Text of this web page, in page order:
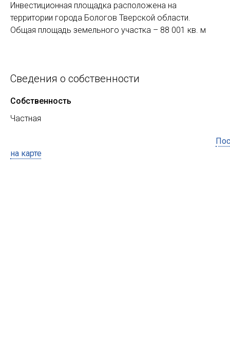
Инвестиционная площадка расположена на
территории города Бологов Тверской области.
Общая площадь земельного участка – 88 001 кв. м
Сведения о собственности
Собственность
Частная
на карте